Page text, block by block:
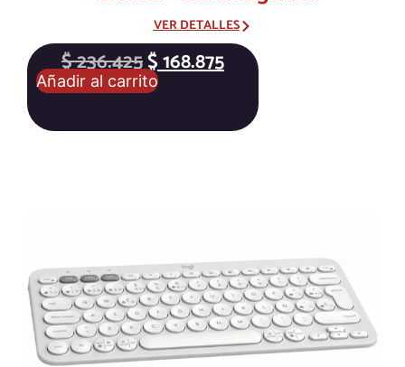
Multidispositivo con Bluetooth
VER DETALLES
$236.425$168.875
Añadir al carrito